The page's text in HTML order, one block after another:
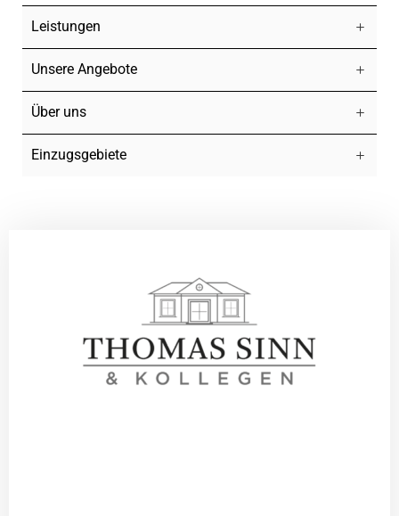
Leistungen
Unsere Angebote
Über uns
Einzugsgebiete